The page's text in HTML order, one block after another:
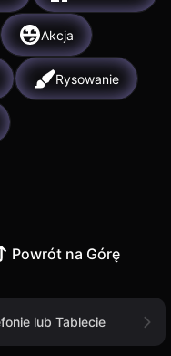
Akcja
Rysowanie
Powrót na Górę
lub Tablecie